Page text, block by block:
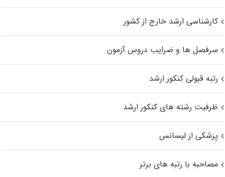
کارشناسی ارشد خارج از کشور
سرفصل ها و ضرایب دروس آزمون
رتبه قبولی کنکور ارشد
ظرفیت رشته های کنکور ارشد
پزشکی از لیسانس
مصاحبه با رتبه های برتر